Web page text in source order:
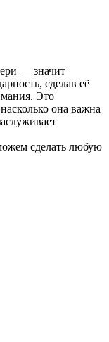
— значит
сделав её
Это
она важна
сделать любую